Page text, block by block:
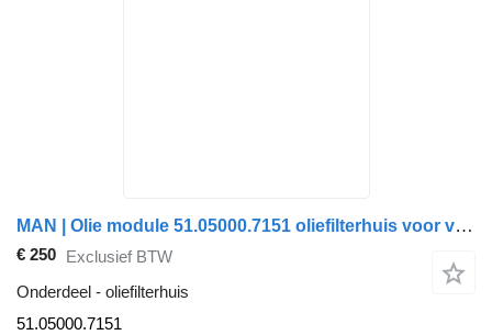
MAN | Olie module 51.05000.7151 oliefilterhuis voor vrachtwagen
€ 250 Exclusief BTW
Onderdeel - oliefilterhuis
51.05000.7151